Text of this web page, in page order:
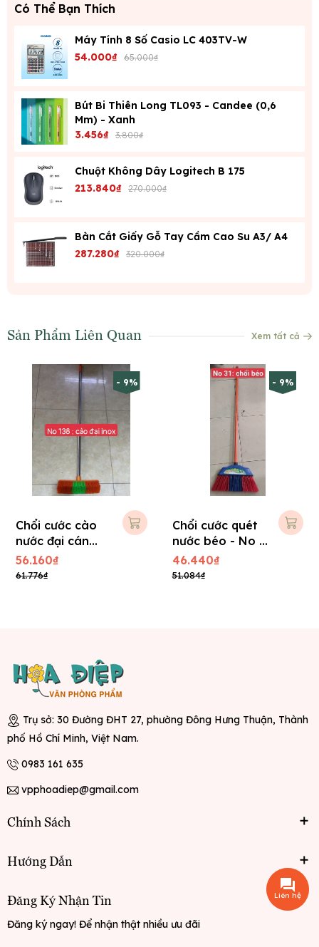
Có Thể Bạn Thích
Máy Tính 8 Số Casio LC 403TV-W
54.000₫ 65.000₫
Bút Bi Thiên Long TL093 - Candee (0,6
Mm) - Xanh
3.456₫ 3.800₫
Chuột Không Dây Logitech B 175
213.840₫ 270.000₫
Bàn Cắt Giấy Gỗ Tay Cầm Cao Su A3/ A4
287.280₫ 320.000₫
Sản Phẩm Liên Quan Xem tất cả
- 9%
Chổi cước cào
nước đại cán
Inox No : 138
56.160₫
61.776₫
- 9%
Chổi cước quét
nước béo - No :
31
46.440₫
51.084₫
Trụ sở: 30 Đường ĐHT 27, phường Đông Hưng Thuận, Thành
phố Hồ Chí Minh, Việt Nam.
0983 161 635
vpphoadiep@gmail.com
Chính Sách
Hướng Dẫn
Đăng Ký Nhận Tin
Đăng ký ngay! Để nhận thật nhiều ưu đãi
Liên hệ